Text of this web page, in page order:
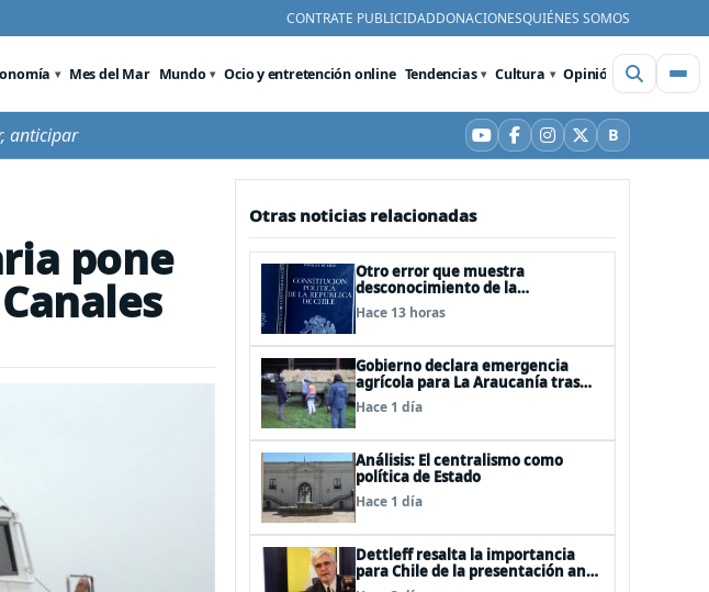
CONTRATE PUBLICIDADDONACIONESQUIÉNES SOMOS
Mes del Mar Mundo Ocio y entretención online Tendencias Cultura Opinión Videos
anticipar YouTube
Facebook
Instagram
X BBluesky
pone
Otras noticias relacionadas
Otro error que muestra
desconocimiento de la
Constitución: Artículo 1 consagra
resguardar la seguridad nacional y
Hace 13 horas
Gobierno declara emergencia
agrícola para La Araucanía tras
desastres por pasos de sistemas
frontales
Hace 1 día
Análisis: El centralismo como
política de Estado
Hace 1 día
Dettleff resalta la importancia
para Chile de la presentación ante
la ONU de la Plataforma